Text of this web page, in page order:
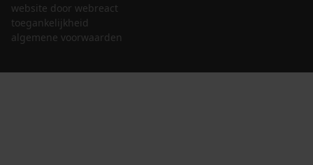
website door webreact
toegankelijkheid
algemene voorwaarden